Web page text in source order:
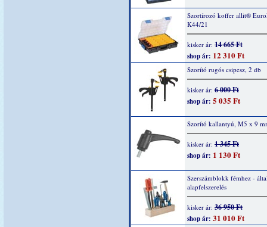
Szortírozó koffer allit®
K44/21
kisker ár: 14 665 Ft
shop ár: 12 310 Ft
Szorító rugós csipesz, 2 db
kisker ár: 6 000 Ft
shop ár: 5 035 Ft
Szorító kallantyú, M5 x 9
kisker ár: 1 345 Ft
shop ár: 1 130 Ft
Szerszámblokk fémhez -
alapfelszerelés
kisker ár: 36 950 Ft
shop ár: 31 010 Ft